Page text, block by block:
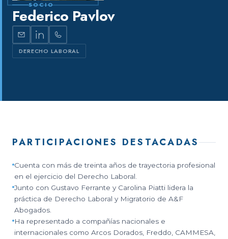
SOCIO
Federico Pavlov
DERECHO LABORAL
PARTICIPACIONES DESTACADAS
Cuenta con más de treinta años de trayectoria profesional
en el ejercicio del Derecho Laboral.
Junto con Gustavo Ferrante y Carolina Piatti lidera la
práctica de Derecho Laboral y Migratorio de A&F
Abogados.
Ha representado a compañías nacionales e
internacionales como Arcos Dorados, Freddo, CAMMESA,